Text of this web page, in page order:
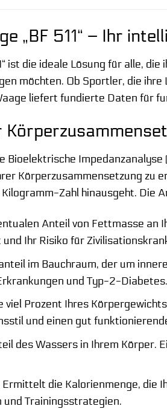
„BF 511“ – Ihr
ist die ideale Lösung für alle,
möchten. Ob Sportler, die
liefert fundierte Daten für
Bioelektrische
Körperzusammensetzung zu
Zahl hinausgeht. Die
Anteil von Fettmasse an
Ihr Risiko für
im Bauchraum, der um
und Typ-2-Diabetes.
viel Prozent Ihres
und einen gut
des Wassers in Ihrem Körper.
Ermittelt die Kalorienmenge, die
und Trainingsstrategien.